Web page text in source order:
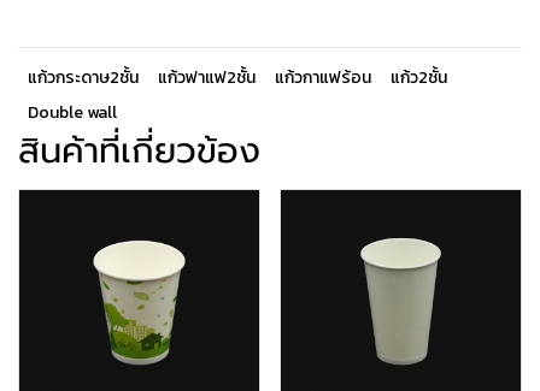
แก้วกระดาษ2ชั้น แก้วฟาแฟ2ชั้น แก้วกาแฟร้อน
แก้ว2ชั้น
Double wall
สินค้าที่เกี่ยวข้อง